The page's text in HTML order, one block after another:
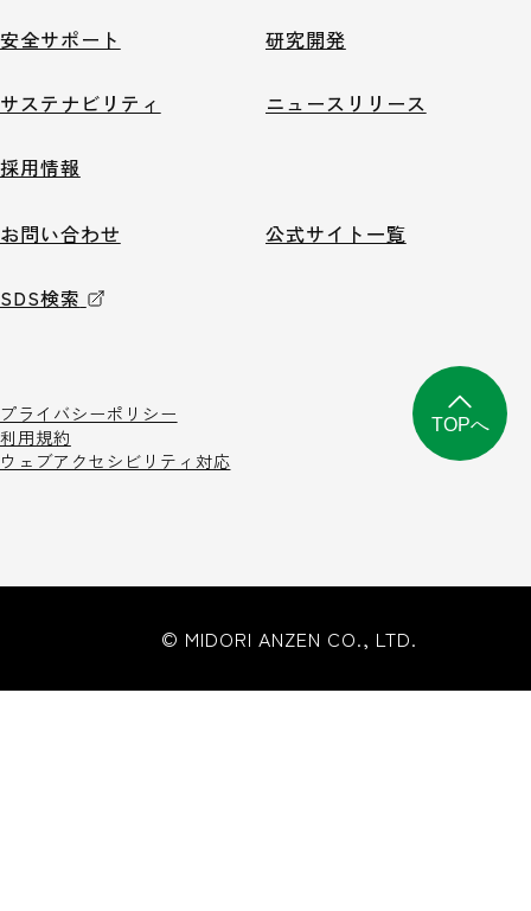
安全サポート 研究開発
サステナビリティ ニュースリリース
採用情報
お問い合わせ 公式サイト一覧
SDS検索
プライバシーポリシー
利用規約
ウェブアクセシビリティ対応
© MIDORI ANZEN CO., LTD.
TOPへ